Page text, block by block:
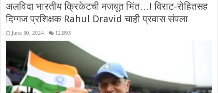
अलविदा भारतीय क्रिकेटची मजबूत भिंत…! विराट-रोहितसह
दिग्गज प्रशिक्षक Rahul Dravid चाही प्रवास संपला
June 30, 2024 12,893